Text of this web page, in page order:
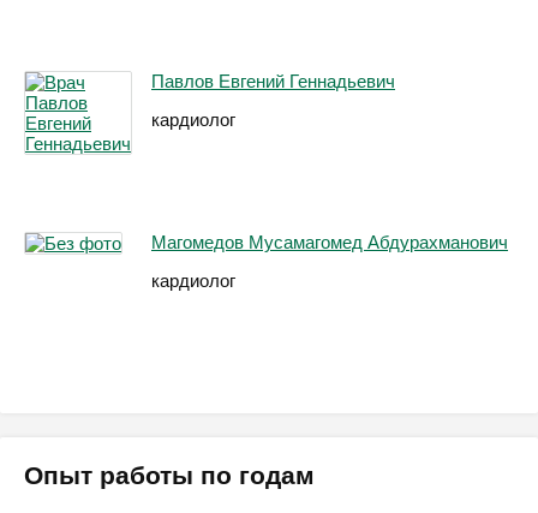
Павлов Евгений Геннадьевич
кардиолог
Магомедов Мусамагомед Абдурахманович
кардиолог
Опыт работы по годам